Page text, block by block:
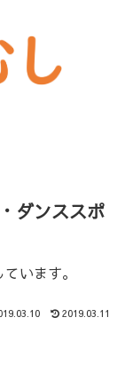
ダンススポ
います。
2019.03.11